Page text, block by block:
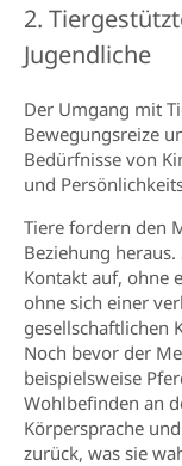
2.
Jugendliche
Der Umgang mit
Bewegungsreize
Bedürfnisse von
und
Tiere fordern den
Beziehung
Kontakt auf, ohne
ohne sich einer
gesellschaftlichen
Noch bevor der
beispielsweise
Wohlbefinden an
Körpersprache
zurück, was sie